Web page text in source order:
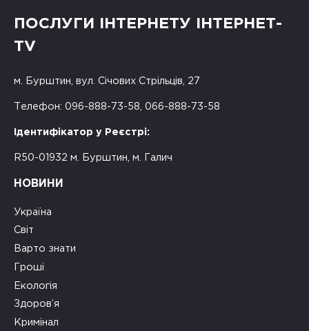
ПОСЛУГИ ІНТЕРНЕТУ ІНТЕРНЕТ-
TV
м. Бурштин, вул. Січових Стрільців, 27
Телефон: 096-888-73-58, 066-888-73-58
Ідентифікатор у Реєстрі:
R50-01932 м. Бурштин, м. Галич
НОВИНИ
Україна
Світ
Варто знати
Гроші
Екологія
Здоров’я
Кримінал